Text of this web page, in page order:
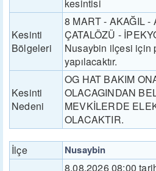
kesintisi
Kesinti
Bölgeleri
8 MART - AKAĞIL -
ÇATALÖZÜ -
Nusaybin ilçesi için
yapılacaktır.
Kesinti
Nedeni
OG HAT BAKIM
OLACAGINDAN
MEVKİLERDE
OLACAKTIR.
İlçe Nusaybin
8.08.2026 08:00